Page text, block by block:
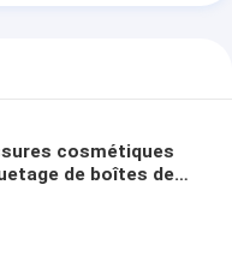
cosmétiques
de boîtes de